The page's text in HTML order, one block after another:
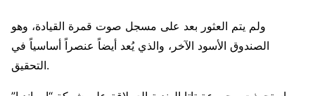
ولم يتم العثور بعد على مسجل صوت قمرة القيادة، وهو
الصندوق الأسود الآخر، والذي يُعد أيضاً عنصراً أساسياً في
التحقيق.